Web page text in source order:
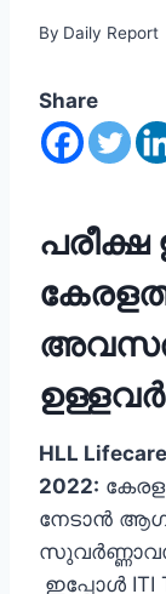
By Daily Report
Share
HLL
2022:
നേടാന്‍
ഇപ്പോള്‍ ITI